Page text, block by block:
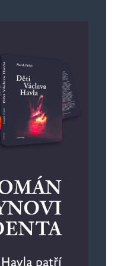
Voláme BIS.“
heslem „Kdo má
zcela odstranit
ho „Ž“.
přejmenovat,
Což je geniální
propaganda,